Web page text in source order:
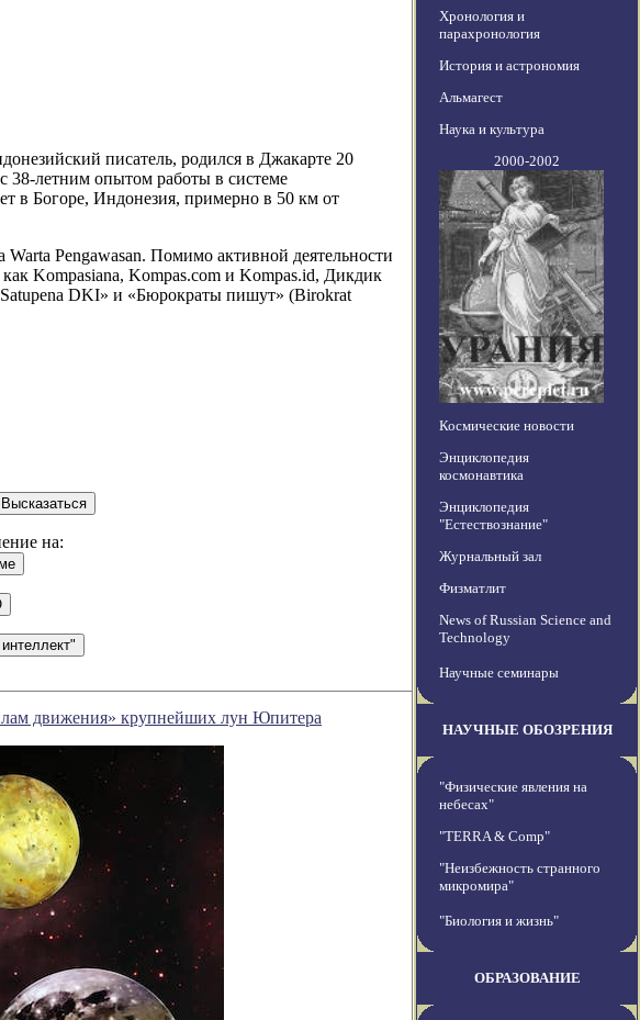
писатель, родился в Джакарте 20
38-летним опытом работы в системе
в Богоре, Индонезия, примерно в 50 км от
Pengawasan. Помимо активной деятельности
Kompasiana, Kompas.com и Kompas.id, Дикдик
DKI» и «Бюрократы пишут» (Birokrat
на:
движения» крупнейших лун Юпитера
Хронология и
парахронология
История и астрономия
Альмагест
Наука и культура
2000-2002
Космические новости
Энциклопедия
космонавтика
Энциклопедия
"Естествознание"
Журнальный зал
Физматлит
News of Russian Science and
Technology
Научные семинары
НАУЧНЫЕ ОБОЗРЕНИЯ
"Физические явления на
небесах"
"TERRA & Comp"
"Неизбежность странного
микромира"
"Биология и жизнь"
ОБРАЗОВАНИЕ